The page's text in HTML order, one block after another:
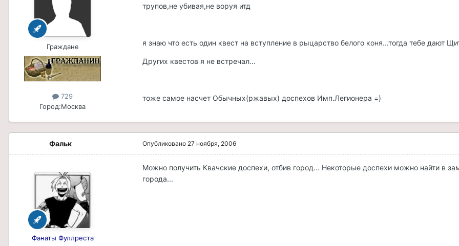
Граждане
729
Город:Москва
трупов,не убивая,не воруя итд
я знаю что есть один квест на вступление в рыцарство белого коня...тогда тебе дают
Других квестов я не встречал...
тоже самое насчет Обычных(ржавых) доспехов Имп.Легионера =)
Фальк
Фанаты Фуллреста
Опубликовано 27 ноября, 2006
Можно получить Квачские доспехи, отбив город... Некоторые доспехи можно найти в
города...